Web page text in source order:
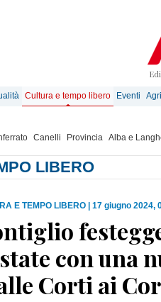
Cultura e tempo libero Eventi
Canelli Provincia Alba e
LIBERO
E TEMPO LIBERO 17 giugno 2024,
con una
Corti ai